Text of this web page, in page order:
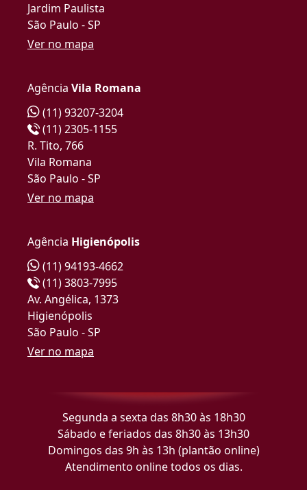
Jardim Paulista
São Paulo - SP
Ver no mapa
Agência Vila Romana
(11) 93207-3204
(11) 2305-1155
R. Tito, 766
Vila Romana
São Paulo - SP
Ver no mapa
Agência Higienópolis
(11) 94193-4662
(11) 3803-7995
Av. Angélica, 1373
Higienópolis
São Paulo - SP
Ver no mapa
Segunda a sexta das 8h30 às 18h30
Sábado e feriados das 8h30 às 13h30
Domingos das 9h às 13h (plantão online)
Atendimento online todos os dias.